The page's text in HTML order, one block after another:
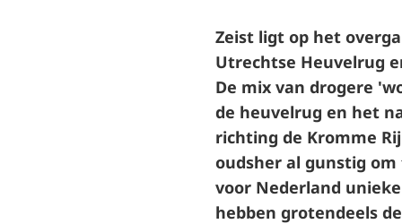
Zeist ligt op het
Utrechtse Heuvelrug
De mix van drogere
de heuvelrug en het
richting de Kromme
oudsher al gunstig om
voor Nederland
hebben grotendeels